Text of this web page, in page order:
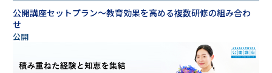
公開講座セットプラン～教育効果を高める複数研修の組み合わ
せ